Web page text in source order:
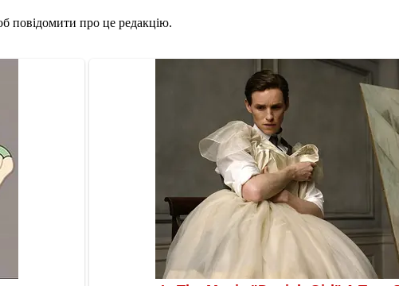
повідомити про це редакцію.